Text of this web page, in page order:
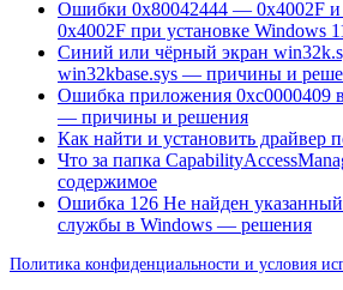
Ошибки 0x80042444 — 0x4002F
0x4002F при установке Windows
Синий или чёрный экран
win32kbase.sys — причины и
Ошибка приложения 0xc0000409
— причины и решения
Как найти и установить драйвер
Что за папка
содержимое
Ошибка 126 Не найден указанный
службы в Windows — решения
Политика конфиденциальности и условия